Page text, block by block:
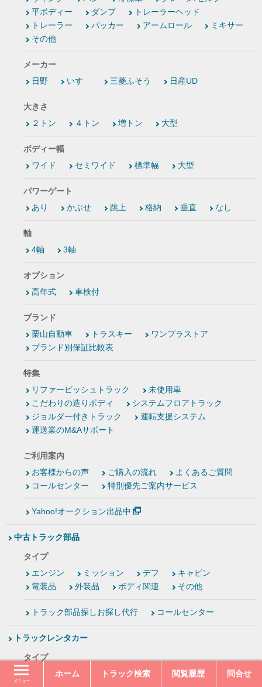
メニュー
ホーム トラック検索 閲覧履歴 問合せ
平ボディー
ダンプ
トレーラーヘッド
トレーラー
パッカー アームロール
ミキサー
その他
メーカー
日野
いすゞ 三菱ふそう 日産UD
大きさ
２トン
４トン 増トン 大型
ボディー幅
ワイド
セミワイド 標準幅 大型
パワーゲート
あり
かぶせ 跳上 格納 垂直 なし
軸
4軸
3軸
オプション
高年式
車検付
ブランド
栗山自動車
トラスキー
ワンプラストア
ブランド別保証比較表
特集
リファービッシュトラック
未使用車
こだわりの造りボディ
システムフロアトラック
ジョルダー付きトラック
運転支援システム
運送業のM&Aサポート
ご利用案内
お客様からの声
ご購入の流れ
よくあるご質問
コールセンター
特別優先ご案内サービス
Yahoo!オークション出品中
中古トラック部品
タイプ
エンジン
ミッション デフ
キャビン
電装品
外装品 ボディ関連 その他
トラック部品探しお探し代行 コールセンター
トラックレンタカー
タイプ
パッカー車（塵芥車・ゴミ収集車）
冷凍車